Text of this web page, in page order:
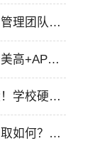
理团队和
高+AP、
学校硬件
如何？三